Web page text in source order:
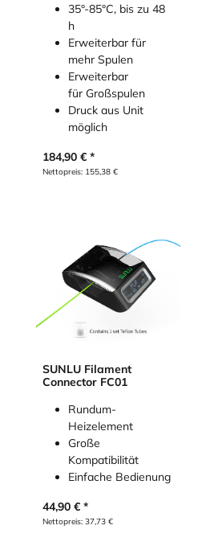
35°-85°C, bis zu 48
h
Erweiterbar für
mehr Spulen
Erweiterbar
für Großspulen
Druck aus Unit
möglich
184,90€
Nettopreis: 155,38€
SUNLU Filament
Connector FC01
Rundum-
Heizelement
Große
Kompatibilität
Einfache Bedienung
44,90€
Nettopreis: 37,73€